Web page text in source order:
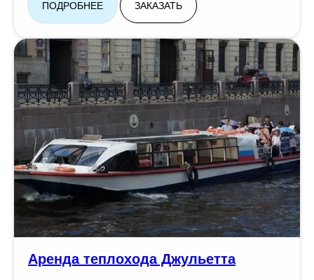
ПОДРОБНЕЕ ЗАКАЗАТЬ
Аренда теплохода Джульетта